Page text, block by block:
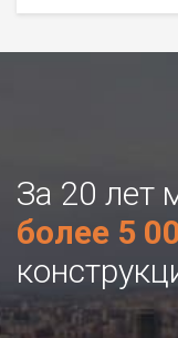
За 20 лет
более 5